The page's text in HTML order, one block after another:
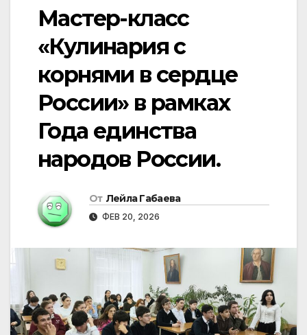
Мастер-класс
«Кулинария с
корнями в сердце
России» в рамках
Года единства
народов России.
От Лейла Габаева
ФЕВ 20, 2026